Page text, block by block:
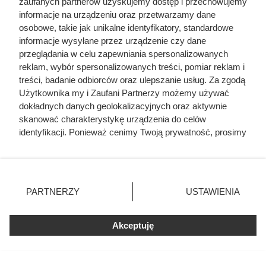
pod domem spotkała zabójcę
Herodot pisał o tym z przerażeniem. Każda
kobieta musiała zrobić to chociaż raz w życiu
Zamalowała niebieskim tuszem przerażający
wpis. Gdy agenci go odczytali, w pokoju
nastolatki zapadła cisza
informacje na urządzeniu oraz przetwarzamy dane
osobowe, takie jak unikalne identyfikatory, standardowe
informacje wysyłane przez urządzenie czy dane
przeglądania w celu zapewniania spersonalizowanych
reklam, wybór spersonalizowanych treści, pomiar reklam i
treści, badanie odbiorców oraz ulepszanie usług. Za zgodą
Użytkownika my i Zaufani Partnerzy możemy używać
dokładnych danych geolokalizacyjnych oraz aktywnie
skanować charakterystykę urządzenia do celów
identyfikacji. Ponieważ cenimy Twoją prywatność, prosimy
prywatności znajdujący się w lewym dolnym rogu strony
. Niektóre rodzaje przetwarzania danych nie wymagają
zgody użytkownika, ale masz prawo sprzeciwić się
takiemu przetwarzaniu. Preferencje będą miały
zastosowania tylko na tej witrynie.
PARTNERZY USTAWIENIA
Akceptuję